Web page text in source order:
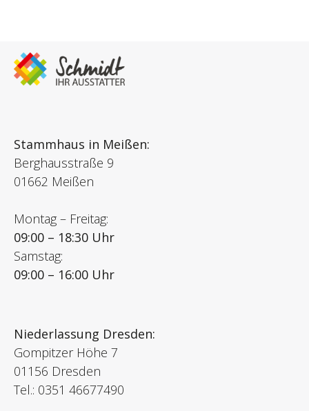
Stammhaus in Meißen:
Berghausstraße 9
01662 Meißen
Montag – Freitag:
09:00 – 18:30 Uhr
Samstag:
09:00 – 16:00 Uhr
Niederlassung Dresden:
Gompitzer Höhe 7
01156 Dresden
Tel.: 0351 46677490